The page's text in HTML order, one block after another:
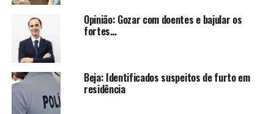
Opinião: Gozar com doentes e bajular os
fortes…
Beja: Identificados suspeitos de furto em
residência